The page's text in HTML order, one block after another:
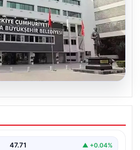
soruşturmasında
47.71 ▲ +0.04%